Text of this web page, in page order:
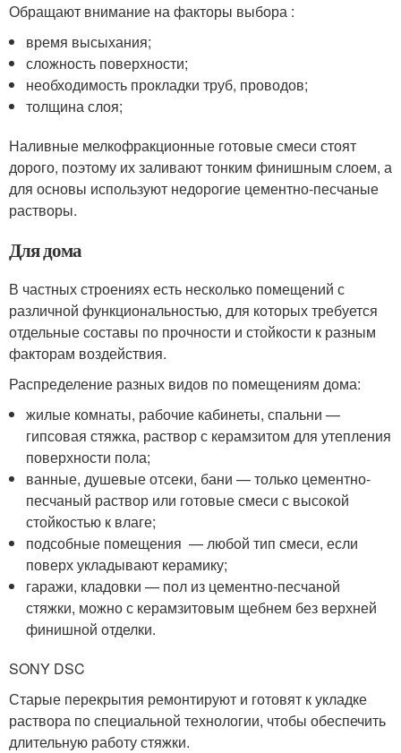
Обращают внимание на факторы выбора :
время высыхания;
сложность поверхности;
необходимость прокладки труб, проводов;
толщина слоя;
Наливные мелкофракционные готовые смеси стоят
дорого, поэтому их заливают тонким финишным слоем, а
для основы используют недорогие цементно-песчаные
растворы.
Для дома
В частных строениях есть несколько помещений с
различной функциональностью, для которых требуется
отдельные составы по прочности и стойкости к разным
факторам воздействия.
Распределение разных видов по помещениям дома:
жилые комнаты, рабочие кабинеты, спальни —
гипсовая стяжка, раствор с керамзитом для утепления
поверхности пола;
ванные, душевые отсеки, бани — только цементно-
песчаный раствор или готовые смеси с высокой
стойкостью к влаге;
подсобные помещения — любой тип смеси, если
поверх укладывают керамику;
гаражи, кладовки — пол из цементно-песчаной
стяжки, можно с керамзитовым щебнем без верхней
финишной отделки.
SONY DSC
Старые перекрытия ремонтируют и готовят к укладке
раствора по специальной технологии, чтобы обеспечить
длительную работу стяжки.